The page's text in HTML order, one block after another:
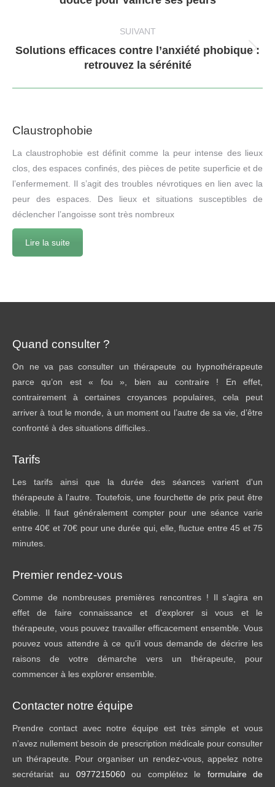
précédent
SUIVANT
Article
suivant
:
Solutions efficaces contre l’anxiété phobique :
retrouvez la sérénité
Claustrophobie
La claustrophobie est définit comme la peur intense des lieux
clos, des espaces confinés, des pièces de petite superficie et de
l’enfermement. Il s’agit des troubles névrotiques en lien avec la
peur des espaces. Des lieux et situations susceptibles de
déclencher l’angoisse sont très nombreux
Lire la suite
Quand consulter ?
On ne va pas consulter un thérapeute ou hypnothérapeute
parce qu’on est « fou », bien au contraire ! En effet,
contrairement à certaines croyances populaires, cela peut
arriver à tout le monde, à un moment ou l’autre de sa vie, d’être
confronté à des situations difficiles..
Tarifs
Les tarifs ainsi que la durée des séances varient d'un
thérapeute à l'autre. Toutefois, une fourchette de prix peut être
établie. Il faut généralement compter pour une séance varie
entre 40€ et 70€ pour une durée qui, elle, fluctue entre 45 et 75
minutes.
Premier rendez-vous
Comme de nombreuses premières rencontres ! Il s’agira en
effet de faire connaissance et d’explorer si vous et le
thérapeute, vous pouvez travailler efficacement ensemble. Vous
pouvez vous attendre à ce qu’il vous demande de décrire les
raisons de votre démarche vers un thérapeute, pour
commencer à les explorer ensemble.
Contacter notre équipe
Prendre contact avec notre équipe est très simple et vous
n’avez nullement besoin de prescription médicale pour consulter
un thérapeute. Pour organiser un rendez-vous, appelez notre
secrétariat au 0977215060ou complétez le formulaire de